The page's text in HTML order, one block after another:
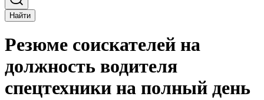
Найти
Резюме соискателей на
должность водителя
спецтехники на полный день